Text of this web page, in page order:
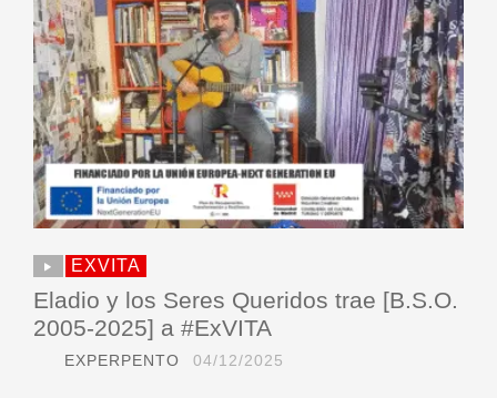
EXVITA
Eladio y los Seres Queridos trae [B.S.O.
2005-2025] a #ExVITA
EXPERPENTO 04/12/2025